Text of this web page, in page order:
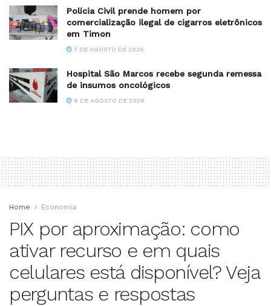
Polícia Civil prende homem por
comercialização ilegal de cigarros eletrônicos
em Timon
7 DE AGOSTO DE 2026
Hospital São Marcos recebe segunda remessa
de insumos oncológicos
6 DE AGOSTO DE 2026
Home Economia
PIX por aproximação: como
ativar recurso e em quais
celulares está disponível? Veja
perguntas e respostas